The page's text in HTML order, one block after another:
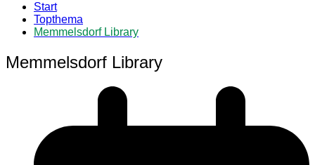
Start
Topthema
Memmelsdorf Library
Memmelsdorf Library